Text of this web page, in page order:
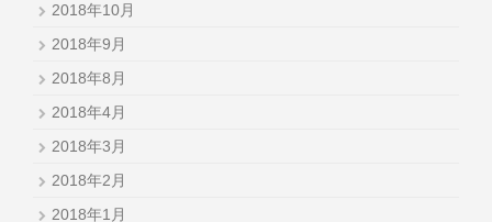
2018年10月
2018年9月
2018年8月
2018年4月
2018年3月
2018年2月
2018年1月